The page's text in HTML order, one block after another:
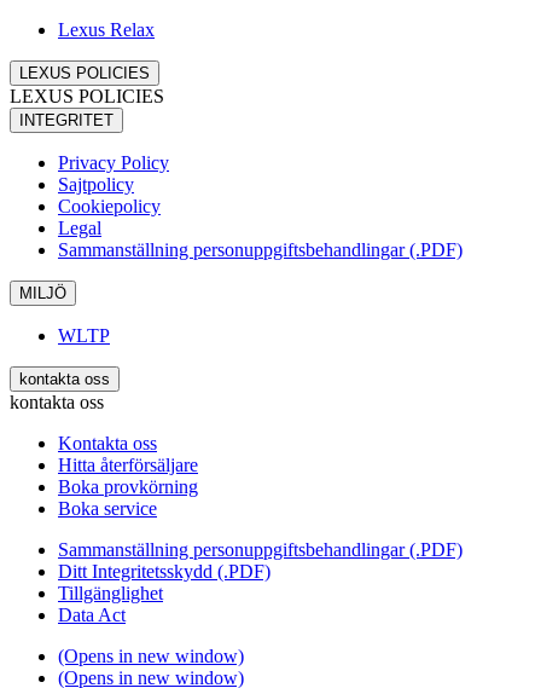
Lexus Relax
LEXUS POLICIES
LEXUS POLICIES
INTEGRITET
Privacy Policy
Sajtpolicy
Cookiepolicy
Legal
Sammanställning personuppgiftsbehandlingar (.PDF)
MILJÖ
WLTP
kontakta oss
kontakta oss
Kontakta oss
Hitta återförsäljare
Boka provkörning
Boka service
Sammanställning personuppgiftsbehandlingar (.PDF)
Ditt Integritetsskydd (.PDF)
Tillgänglighet
Data Act
(Opens in new window)
(Opens in new window)